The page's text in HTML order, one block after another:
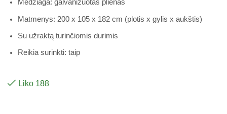
Medžiaga: galvanizuotas plienas
Matmenys: 200 x 105 x 182 cm (plotis x gylis x aukštis)
Su užraktą turinčiomis durimis
Reikia surinkti: taip
Liko 188